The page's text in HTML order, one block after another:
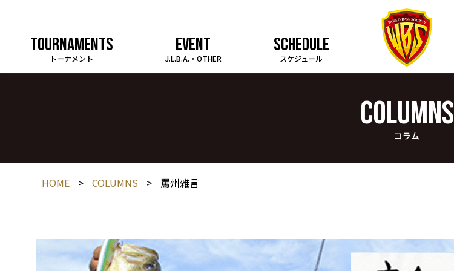
TOURNAMENTS
トーナメント
EVENT
J.L.B.A.・OTHER
SCHEDULE
スケジュール
COLUMNS
コラム
HOME > COLUMNS > 罵州雑言